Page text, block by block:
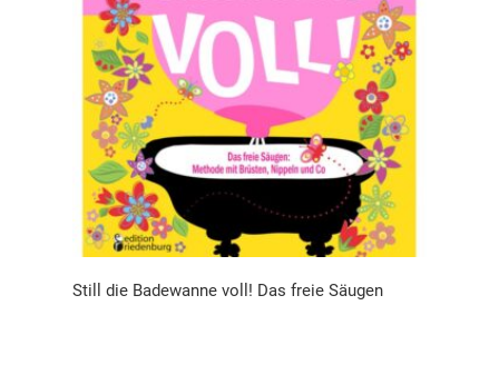
Still die Badewanne voll! Das freie Säugen